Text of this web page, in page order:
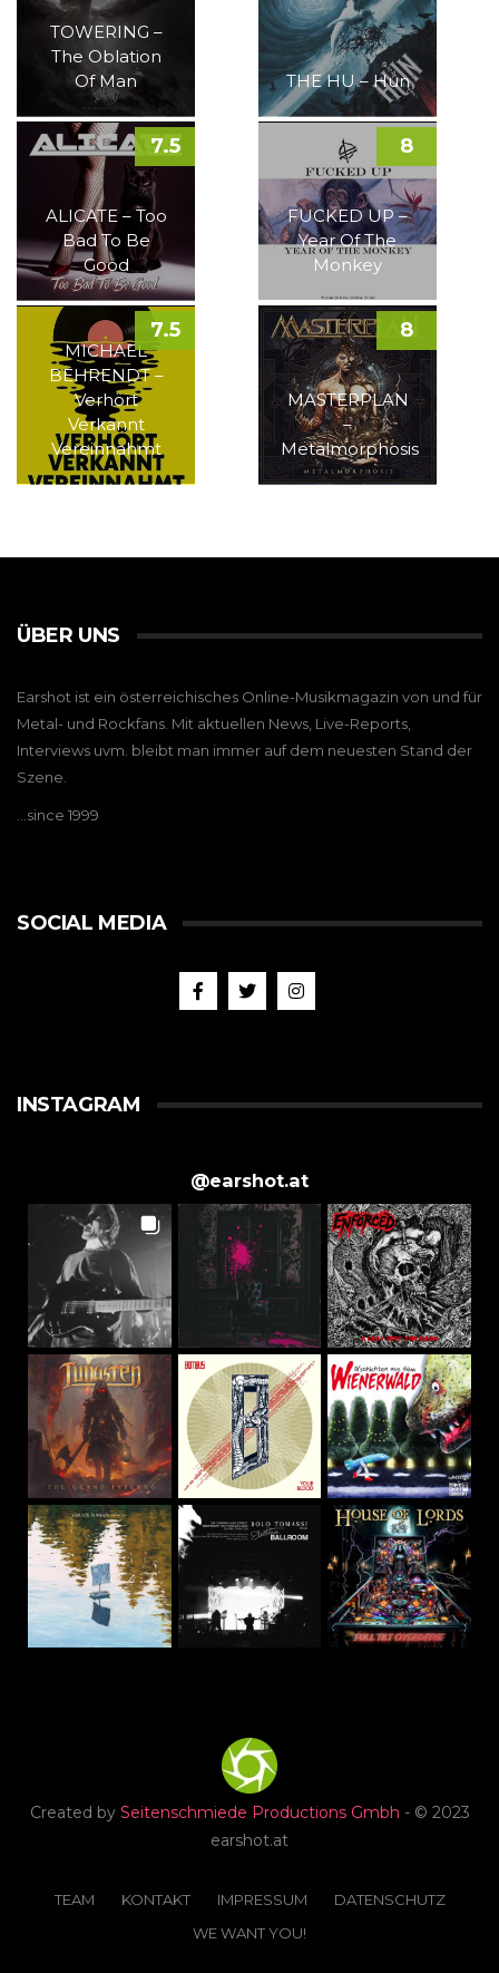
TOWERING –
The Oblation
Of Man
THE HU – Hun
ALICATE – Too
Bad To Be
Good
7.5
FUCKED UP –
Year Of The
Monkey
8
MICHAEL
BEHRENDT –
Verhört
Verkannt
Vereinnahmt
7.5
MASTERPLAN
–
Metalmorphosis
8
ÜBER UNS
Earshot ist ein österreichisches Online-Musikmagazin von und für
Metal- und Rockfans. Mit aktuellen News, Live-Reports,
Interviews uvm. bleibt man immer auf dem neuesten Stand der
Szene.
…since 1999
SOCIAL MEDIA
INSTAGRAM
@earshot.at
Created by Seitenschmiede Productions Gmbh - © 2023
earshot.at
TEAM KONTAKT IMPRESSUM
DATENSCHUTZ
WE WANT YOU!